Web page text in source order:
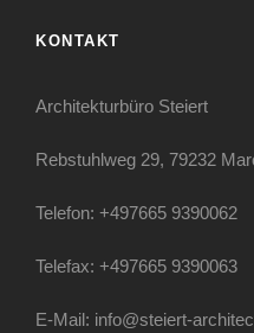
KONTAKT
Architekturbüro Steiert
Rebstuhlweg 29, 79232
Telefon: +497665 9390062
Telefax: +497665 9390063
E-Mail: info@steiert-